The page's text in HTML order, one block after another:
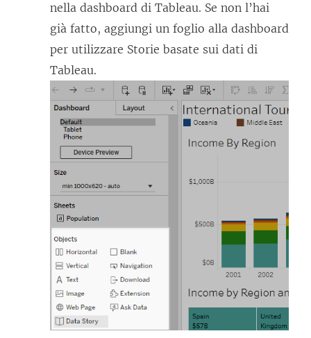
u
n
a
n
u
o
a
f
i
n
e
s
t
r
a
nella dashboard di Tableau. Se non l’hai
già fatto, aggiungi un foglio alla dashboard
per utilizzare Storie basate sui dati di
Tableau.